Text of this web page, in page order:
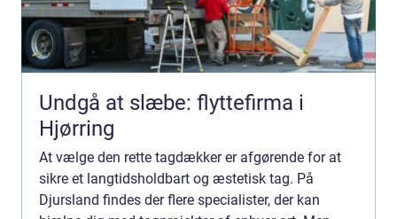
Undgå at slæbe: flyttefirma i
Hjørring
At vælge den rette tagdækker er afgørende for at
sikre et langtidsholdbart og æstetisk tag. På
Djursland findes der flere specialister, der kan